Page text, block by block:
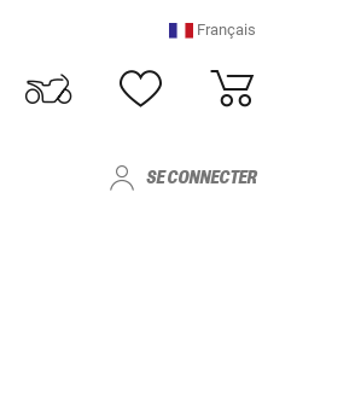
Français
SE CONNECTER